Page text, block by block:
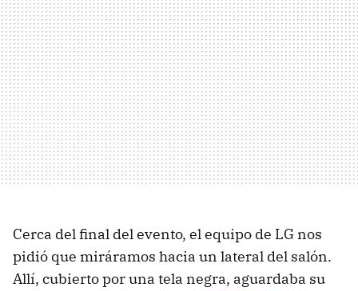
Cerca del final del evento, el equipo de LG nos
pidió que miráramos hacia un lateral del salón.
Allí, cubierto por una tela negra, aguardaba su